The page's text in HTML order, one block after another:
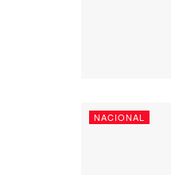
NACIONAL